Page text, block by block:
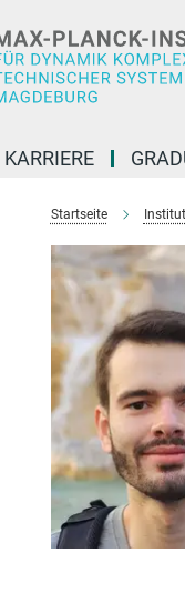
KARRIERE
Startseite Institut